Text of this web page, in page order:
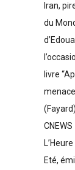
Iran,
du
livre
Eté,